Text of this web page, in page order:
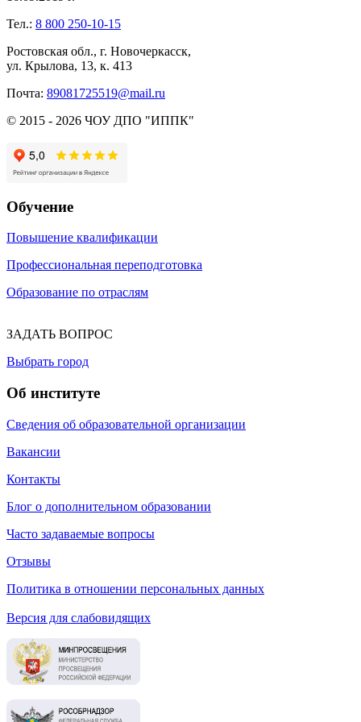
Тел.: 8 800 250-10-15
Ростовская обл., г. Новочеркасск,
ул. Крылова, 13, к. 413
Почта: 89081725519@mail.ru
© 2015 - 2026 ЧОУ ДПО "ИППК"
Обучение
Повышение квалификации
Профессиональная переподготовка
Образование по отраслям
ЗАДАТЬ ВОПРОС
Выбрать город
Об институте
Сведения об образовательной организации
Вакансии
Контакты
Блог о дополнительном образовании
Часто задаваемые вопросы
Отзывы
Политика в отношении персональных данных
Версия для слабовидящих